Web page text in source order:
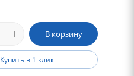
В корзину
Купить в 1 клик